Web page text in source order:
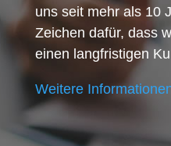
uns seit mehr als 10
Zeichen dafür, dass
einen langfristigen
Weitere